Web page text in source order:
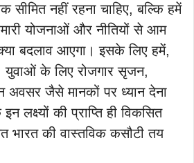
सीमित नहीं रहना चाहिए, बल्कि हमें
योजनाओं और नीतियों से आम
बदलाव आएगा। इसके लिए हमें,
युवाओं के लिए रोजगार सृजन,
अवसर जैसे मानकों पर ध्यान देना
लक्ष्यों की प्राप्ति ही विकसित
भारत की वास्तविक कसौटी तय